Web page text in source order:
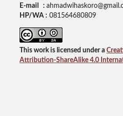
E-mail :
HP/WA : 081564680809
This work is licensed under a
Attribution-ShareAlike 4.0